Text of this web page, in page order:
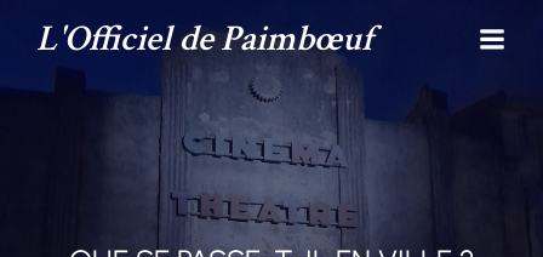
L'Officiel de Paimbœuf